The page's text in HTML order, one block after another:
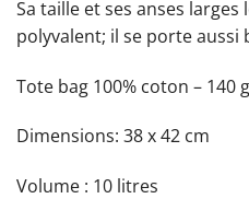
Sa taille et ses anses
polyvalent; il se porte aussi
Tote bag 100% coton – 140
Dimensions: 38 x 42 cm
Volume : 10 litres